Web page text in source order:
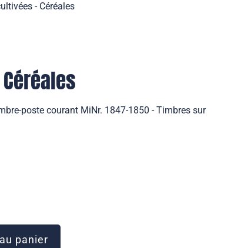
- Céréales
poste courant MiNr. 1847-1850 - Timbres sur
panier